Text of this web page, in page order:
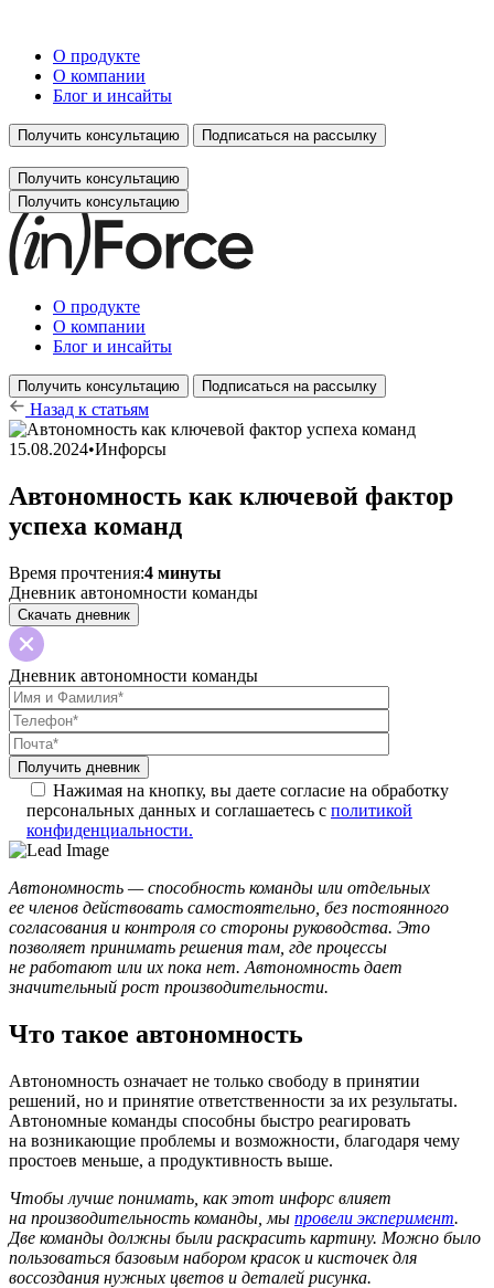
О продукте
О компании
Блог и инсайты
Получить консультацию Подписаться на рассылку
Получить консультацию
Получить консультацию
О продукте
О компании
Блог и инсайты
Получить консультацию Подписаться на рассылку
Назад к статьям
15.08.2024•Инфорсы
Автономность как ключевой фактор
успеха команд
Время прочтения:4 минуты
Дневник автономности команды
Скачать дневник
Дневник автономности команды
Нажимая на кнопку, вы даете согласие на обработку
персональных данных и соглашаетесь с политикой
конфиденциальности.
Автономность — способность команды или отдельных
ее членов действовать самостоятельно, без постоянного
согласования и контроля со стороны руководства. Это
позволяет принимать решения там, где процессы
не работают или их пока нет. Автономность дает
значительный рост производительности.
Что такое автономность
Автономность означает не только свободу в принятии
решений, но и принятие ответственности за их результаты.
Автономные команды способны быстро реагировать
на возникающие проблемы и возможности, благодаря чему
простоев меньше, а продуктивность выше.
Чтобы лучше понимать, как этот инфорс влияет
на производительность команды, мы провели эксперимент.
Две команды должны были раскрасить картину. Можно было
пользоваться базовым набором красок и кисточек для
воссоздания нужных цветов и деталей рисунка.